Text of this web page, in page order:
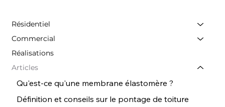
Résidentiel
Commercial
Réalisations
Articles
Qu'est-ce qu'une membrane élastomère ?
Définition et conseils sur le pontage de toiture